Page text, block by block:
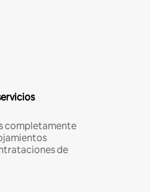
completamente
de